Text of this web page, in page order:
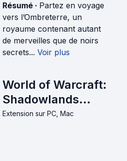
Résumé · Partez en voyage
vers l’Ombreterre, un
royaume contenant autant
de merveilles que de noirs
secrets... Voir plus
World of Warcraft:
Shadowlands
(2020)
Extension sur PC, Mac